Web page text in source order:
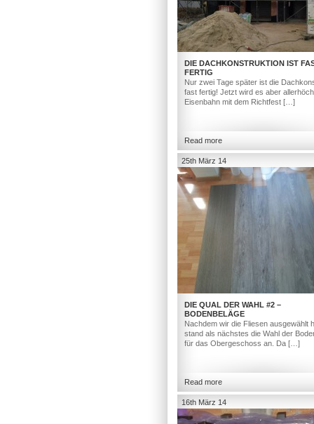
DIE DACHKONSTRUKTION IST
FERTIG
Nur zwei Tage später ist die
fast fertig! Jetzt wird es aber
Eisenbahn mit dem Richtfest […]
Read more
25th März 14
DIE QUAL DER WAHL #2 –
BODENBELÄGE
Nachdem wir die Fliesen ausgewählt
stand als nächstes die Wahl der
für das Obergeschoss an. Da […]
Read more
16th März 14